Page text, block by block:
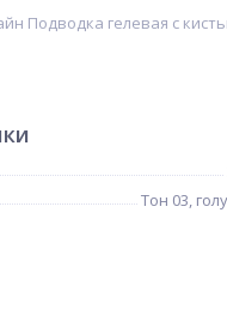
Подводка гелевая с
Тон 03,